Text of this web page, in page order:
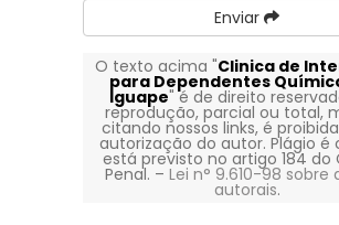
Enviar
O texto acima "Clinica de
para Dependentes
Iguape" é de direito
reprodução, parcial ou total,
citando nossos links, é
autorização do autor. Plágio é
está previsto no artigo 184 do
Penal. – Lei n° 9.610-98 sobre
autorais.